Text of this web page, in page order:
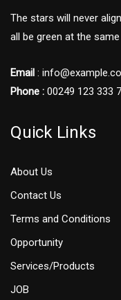
The stars will never
all be green at the
Email :
Phone : 00249 123 333
Quick Links
About Us
Contact Us
Terms and Conditions
Opportunity
Services/Products
JOB